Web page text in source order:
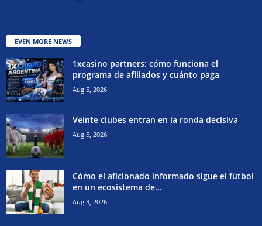
EVEN MORE NEWS
1xcasino partners: cómo funciona el
programa de afiliados y cuánto paga
Aug 5, 2026
Veinte clubes entran en la ronda decisiva
Aug 5, 2026
Cómo el aficionado informado sigue el fútbol
en un ecosistema de...
Aug 3, 2026